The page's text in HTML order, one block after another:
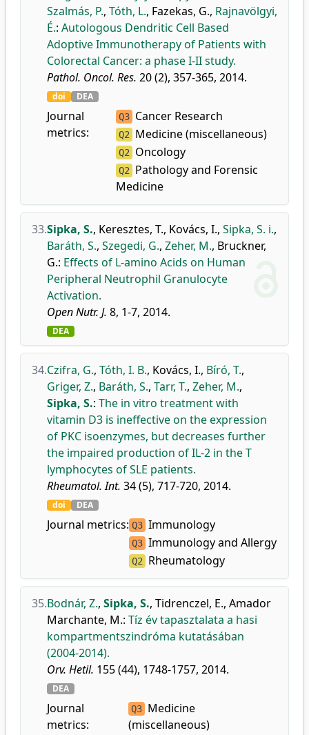
Szalmás, P., Tóth, L., Fazekas, G., Rajnavölgyi,
É.: Autologous Dendritic Cell Based
Adoptive Immunotherapy of Patients with
Colorectal Cancer: a phase I-II study.
Pathol. Oncol. Res. 20 (2), 357-365, 2014.
doi DEA
Journal
metrics:
Q3 Cancer Research
Q2 Medicine (miscellaneous)
Q2 Oncology
Q2 Pathology and Forensic
Medicine
33.Sipka, S., Keresztes, T., Kovács, I., Sipka, S. i.,
Baráth, S., Szegedi, G., Zeher, M., Bruckner,
G.: Effects of L-amino Acids on Human
Peripheral Neutrophil Granulocyte
Activation.
Open Nutr. J. 8, 1-7, 2014.
DEA
34.Czifra, G., Tóth, I. B., Kovács, I., Bíró, T.,
Griger, Z., Baráth, S., Tarr, T., Zeher, M.,
Sipka, S.: The in vitro treatment with
vitamin D3 is ineffective on the expression
of PKC isoenzymes, but decreases further
the impaired production of IL-2 in the T
lymphocytes of SLE patients.
Rheumatol. Int. 34 (5), 717-720, 2014.
doi DEA
Journal metrics: Q3 Immunology
Q3 Immunology and Allergy
Q2 Rheumatology
35.Bodnár, Z., Sipka, S., Tidrenczel, E., Amador
Marchante, M.: Tíz év tapasztalata a hasi
kompartmentszindróma kutatásában
(2004-2014).
Orv. Hetil. 155 (44), 1748-1757, 2014.
DEA
Journal
metrics:
Q3 Medicine
(miscellaneous)